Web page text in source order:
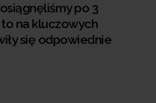
po 3
na kluczowych
się odpowiednie